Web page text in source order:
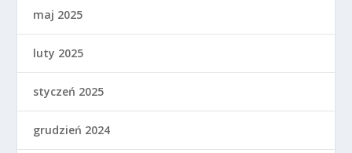
maj 2025
luty 2025
styczeń 2025
grudzień 2024